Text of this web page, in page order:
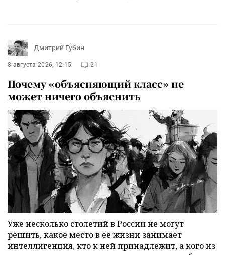
Дмитрий Губин
8 августа 2026, 12:15 21
Почему «объясняющий класс» не
может ничего объяснить
Уже несколько столетий в России не могут
решить, какое место в ее жизни занимает
интеллигенция, кто к ней принадлежит, а кого из